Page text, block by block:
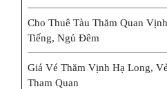
Cho Thuê Tàu Thăm Quan
Tiếng, Ngủ Đêm
Giá Vé Thăm Vịnh Hạ Long,
Tham Quan